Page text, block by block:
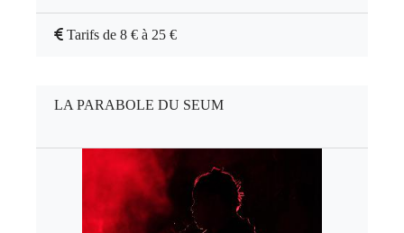
Tarifs de 8 € à 25 €
LA PARABOLE DU SEUM